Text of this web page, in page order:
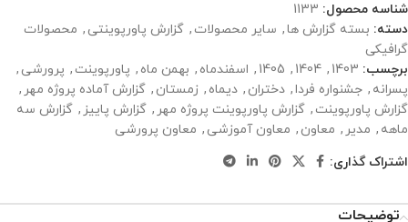
شناسه محصول: 1133
دسته: بسته گزارش ها, سایر محصولات , گزارش پاورپوینتی , محصولات
گرافیکی
برچسب: 1403
,
1404
,
1405
, اسفندماه , بهمن ماه , پاورپوینت , پرورشی ,
پسرانه , جشنواره فردا, دختران , دیماه , زمستان , گزارش آماده پروژه مهر ,
گزارش پاورپوینت , گزارش پاورپوینت پروژه مهر , گزارش پاییز , گزارش سه
ماهه , مدیر , معاون , معاون آموزشی , معاون پرورشی
اشتراک گذاری:
توضیحات